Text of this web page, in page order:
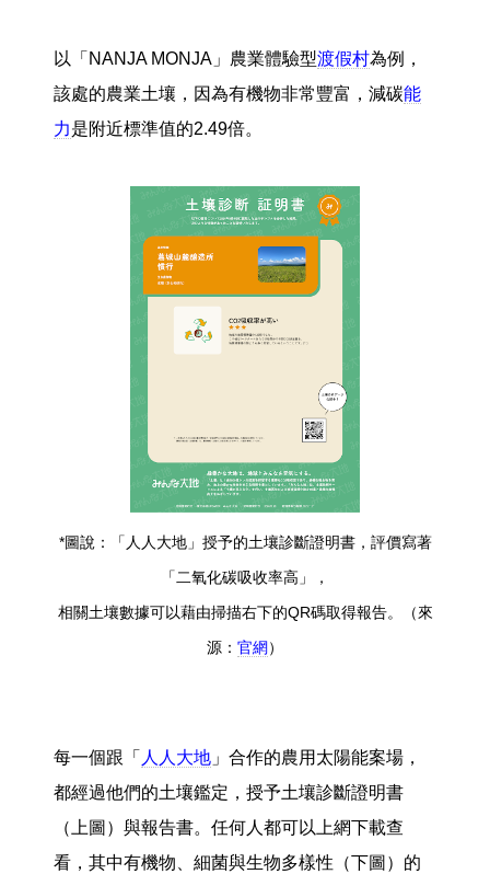
以「NANJA MONJA」農業體驗型渡假村為例，
該處的農業土壤，因為有機物非常豐富，減碳能
力是附近標準值的2.49倍。
*圖說：「人人大地」授予的土壤診斷證明書，評價寫著
「二氧化碳吸收率高」，
相關土壤數據可以藉由掃描右下的QR碼取得報告。（來
源： 官網）
每一個跟「 人人大地」合作的農用太陽能案場，
都經過他們的土壤鑑定，授予土壤診斷證明書
（上圖）與報告書。任何人都可以上網下載查
看，其中有機物、細菌與生物多樣性（下圖）的